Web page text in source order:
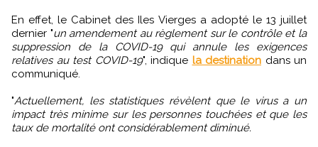
En effet, le Cabinet des Iles Vierges a adopté le 13 juillet
dernier "un amendement au règlement sur le contrôle et la
suppression de la COVID-19 qui annule les exigences
relatives au test COVID-19", indique la destination dans un
communiqué.
"Actuellement, les statistiques révèlent que le virus a un
impact très minime sur les personnes touchées et que les
taux de mortalité ont considérablement diminué.